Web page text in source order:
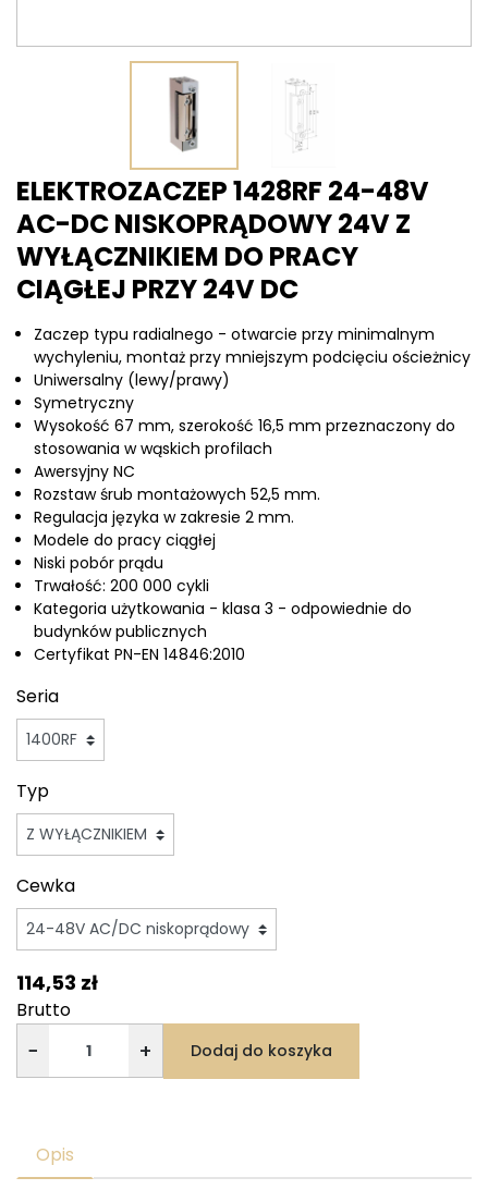
ELEKTROZACZEP 1428RF 24-48V
AC-DC NISKOPRĄDOWY 24V Z
WYŁĄCZNIKIEM DO PRACY
CIĄGŁEJ PRZY 24V DC
Zaczep typu radialnego - otwarcie przy minimalnym
wychyleniu, montaż przy mniejszym podcięciu ościeżnicy
Uniwersalny (lewy/prawy)
Symetryczny
Wysokość 67 mm, szerokość 16,5 mm przeznaczony do
stosowania w wąskich profilach
Awersyjny NC
Rozstaw śrub montażowych 52,5 mm.
Regulacja języka w zakresie 2 mm.
Modele do pracy ciągłej
Niski pobór prądu
Trwałość: 200 000 cykli
Kategoria użytkowania - klasa 3 - odpowiednie do
budynków publicznych
Certyfikat PN-EN 14846:2010
Seria
Typ
Cewka
114,53 zł
Brutto
− + Dodaj do koszyka
Opis